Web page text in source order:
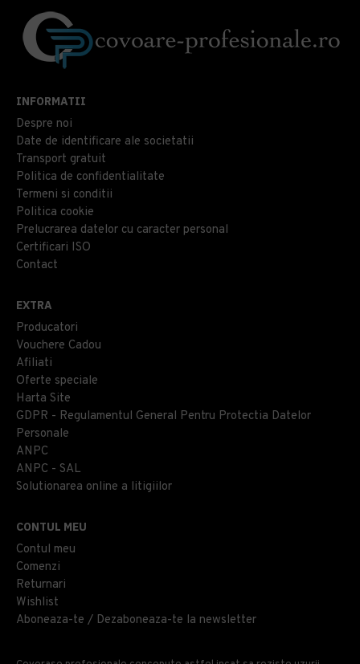
INFORMATII
Despre noi
Date de identificare ale societatii
Transport gratuit
Politica de confidentialitate
Termeni si conditii
Politica cookie
Prelucrarea datelor cu caracter personal
Certificari ISO
Contact
EXTRA
Producatori
Vouchere Cadou
Afiliati
Oferte speciale
Harta Site
GDPR - Regulamentul General Pentru Protectia Datelor
Personale
ANPC
ANPC - SAL
Solutionarea online a litigiilor
CONTUL MEU
Contul meu
Comenzi
Returnari
Wishlist
Aboneaza-te / Dezaboneaza-te la newsletter